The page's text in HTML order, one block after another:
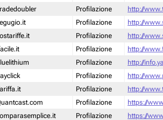
Profilazione
http://
Profilazione
http://
Profilazione
http://
Profilazione
http://
Profilazione
http://
Profilazione
http://
Profilazione
http://
Profilazione
https://
Profilazione
https://